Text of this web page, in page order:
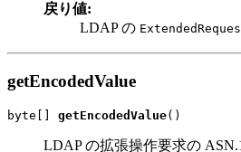
戻り値:
LDAP の
getEncodedValue
byte[] getEncodedValue()
LDAP の拡張操作要求の